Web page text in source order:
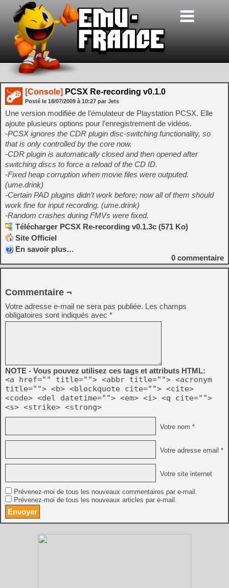
[Console] PCSX Re-recording v0.1.0
Posté le 18/07/2009 à 10:27 par Jets
Une version modifiée de l’émulateur de Playstation PCSX. Elle
ajoute plusieurs options pour l’enregistrement de vidéos.
-PCSX ignores the CDR plugin disc-switching functionality, so
that is only controlled by the core now.
-CDR plugin is automatically closed and then opened after
switching discs to force a reload of the CD ID.
-Fixed heap corruption when movie files were outputed.
(ume.drink)
-Certain PAD plugins didn’t work before; now all of them should
work fine for input recording. (ume.drink)
-Random crashes during FMVs were fixed.
Télécharger PCSX Re-recording v0.1.3c (571 Ko)
Site Officiel
En savoir plus…
0 commentaire
Commentaire ¬
Votre adresse e-mail ne sera pas publiée. Les champs
obligatoires sont indiqués avec *
NOTE - Vous pouvez utilisez ces tags et attributs HTML:
<a href="" title=""> <abbr title=""> <acronym
title=""> <b> <blockquote cite=""> <cite>
<code> <del datetime=""> <em> <i> <q cite="">
<s> <strike> <strong>
Votre nom *
Votre adresse email *
Votre site internet
Prévenez-moi de tous les nouveaux commentaires par e-mail.
Prévenez-moi de tous les nouveaux articles par e-mail.